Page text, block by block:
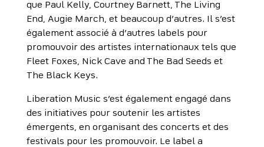
que Paul Kelly, Courtney Barnett, The Living
End, Augie March, et beaucoup d’autres. Il s’est
également associé à d’autres labels pour
promouvoir des artistes internationaux tels que
Fleet Foxes, Nick Cave and The Bad Seeds et
The Black Keys.
Liberation Music s’est également engagé dans
des initiatives pour soutenir les artistes
émergents, en organisant des concerts et des
festivals pour les promouvoir. Le label a